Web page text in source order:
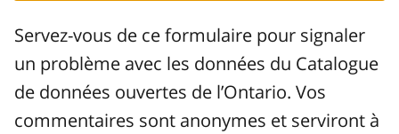
Servez-vous de ce formulaire pour signaler
un problème avec les données du Catalogue
de données ouvertes de l’Ontario. Vos
commentaires sont anonymes et serviront à